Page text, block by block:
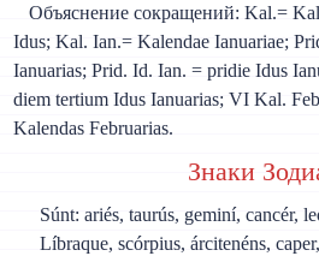
Объяснение сокращений: Kal.=
Idus; Kal. Ian.= Kalendae Ianuariae;
Ianuarias; Prid. Id. Ian. = pridie Idus
diem tertium Idus Ianuarias; VI Kal.
Kalendas Februarias.
Знаки
Súnt: ariés, taurús, geminí, cancér,
Líbraque, scórpius, árcitenéns,